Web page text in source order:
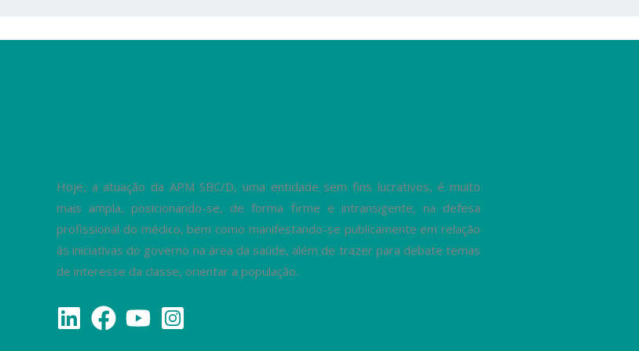
Hoje, a atuação da APM SBC/D, uma entidade sem fins lucrativos, é muito
mais ampla, posicionando-se, de forma firme e intransigente, na defesa
profissional do médico, bem como manifestando-se publicamente em relação
às iniciativas do governo na área da saúde, além de trazer para debate temas
de interesse da classe, orientar a população.